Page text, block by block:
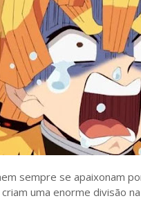
sempre se apaixonam
uma enorme divisão